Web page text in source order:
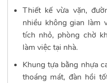
Thiết kế vừa vặn,
nhiều không gian làm
tích nhỏ, phòng chờ
làm việc tại nhà.
Khung tựa bằng nhựa
thoáng mát, đàn hồi